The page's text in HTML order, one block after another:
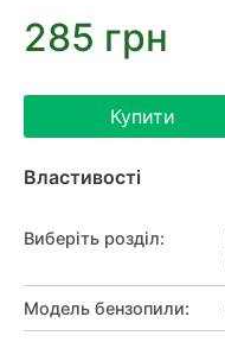
285 грн
Купити
Властивості
Виберіть розділ:
Модель бензопили: